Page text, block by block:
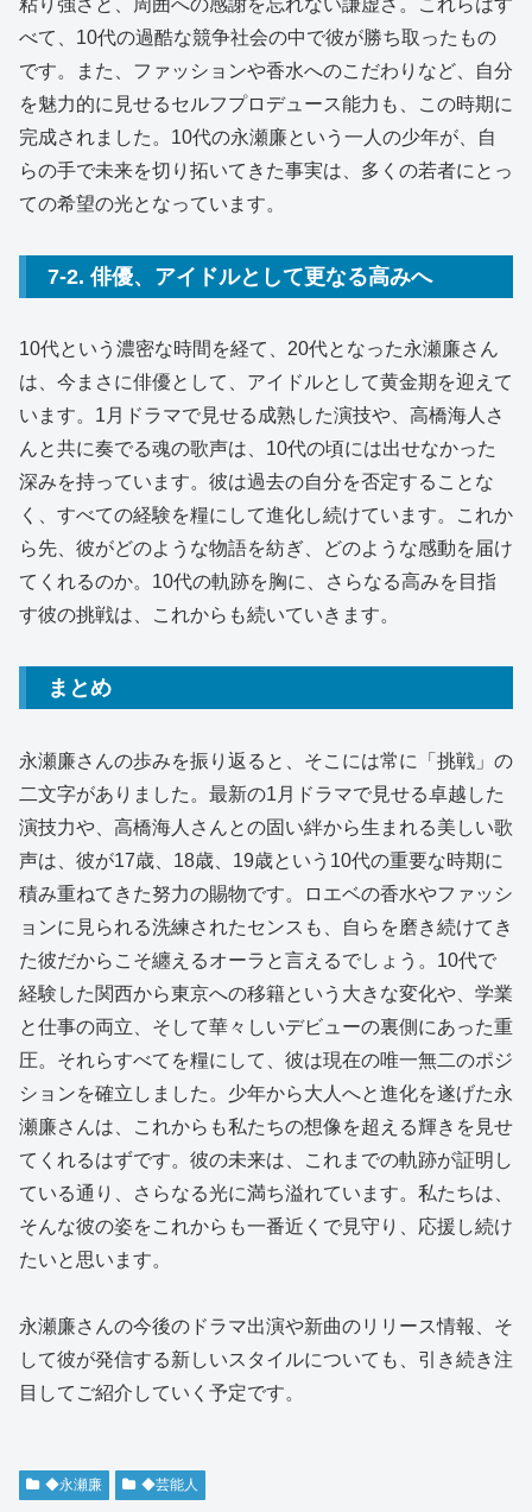
粘り強さと、周囲への感謝を忘れない謙虚さ。これらはす
べて、10代の過酷な競争社会の中で彼が勝ち取ったもの
です。また、ファッションや香水へのこだわりなど、自分
を魅力的に見せるセルフプロデュース能力も、この時期に
完成されました。10代の永瀬廉という一人の少年が、自
らの手で未来を切り拓いてきた事実は、多くの若者にとっ
ての希望の光となっています。
7-2. 俳優、アイドルとして更なる高みへ
10代という濃密な時間を経て、20代となった永瀬廉さん
は、今まさに俳優として、アイドルとして黄金期を迎えて
います。1月ドラマで見せる成熟した演技や、高橋海人さ
んと共に奏でる魂の歌声は、10代の頃には出せなかった
深みを持っています。彼は過去の自分を否定することな
く、すべての経験を糧にして進化し続けています。これか
ら先、彼がどのような物語を紡ぎ、どのような感動を届け
てくれるのか。10代の軌跡を胸に、さらなる高みを目指
す彼の挑戦は、これからも続いていきます。
まとめ
永瀬廉さんの歩みを振り返ると、そこには常に「挑戦」の
二文字がありました。最新の1月ドラマで見せる卓越した
演技力や、高橋海人さんとの固い絆から生まれる美しい歌
声は、彼が17歳、18歳、19歳という10代の重要な時期に
積み重ねてきた努力の賜物です。ロエベの香水やファッシ
ョンに見られる洗練されたセンスも、自らを磨き続けてき
た彼だからこそ纏えるオーラと言えるでしょう。10代で
経験した関西から東京への移籍という大きな変化や、学業
と仕事の両立、そして華々しいデビューの裏側にあった重
圧。それらすべてを糧にして、彼は現在の唯一無二のポジ
ションを確立しました。少年から大人へと進化を遂げた永
瀬廉さんは、これからも私たちの想像を超える輝きを見せ
てくれるはずです。彼の未来は、これまでの軌跡が証明し
ている通り、さらなる光に満ち溢れています。私たちは、
そんな彼の姿をこれからも一番近くで見守り、応援し続け
たいと思います。
永瀬廉さんの今後のドラマ出演や新曲のリリース情報、そ
して彼が発信する新しいスタイルについても、引き続き注
目してご紹介していく予定です。
◆永瀬廉 ◆芸能人